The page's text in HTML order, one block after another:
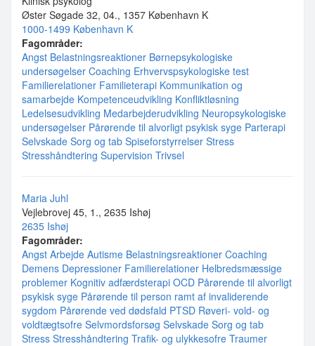
Øster Søgade 32, 04., 1357 København K
1000-1499 København K
Fagområder:
Angst Belastningsreaktioner Børnepsykologiske
undersøgelser Coaching Erhvervspsykologiske test
Familierelationer Familieterapi Kommunikation og
samarbejde Kompetenceudvikling Konfliktløsning
Ledelsesudvikling Medarbejderudvikling Neuropsykologiske
undersøgelser Pårørende til alvorligt psykisk syge Parterapi
Selvskade Sorg og tab Spiseforstyrrelser Stress
Stresshåndtering Supervision Trivsel
Maria Juhl
Vejlebrovej 45, 1., 2635 Ishøj
2635 Ishøj
Fagområder:
Angst Arbejde Autisme Belastningsreaktioner Coaching
Demens Depressioner Familierelationer Helbredsmæssige
problemer Kognitiv adfærdsterapi OCD Pårørende til alvorligt
psykisk syge Pårørende til person ramt af invaliderende
sygdom Pårørende ved dødsfald PTSD Røveri- vold- og
voldtægtsofre Selvmordsforsøg Selvskade Sorg og tab
Stress Stresshåndtering Trafik- og ulykkesofre Traumer